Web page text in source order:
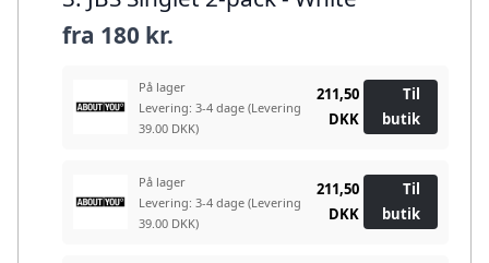
fra 180 kr.
På lager
Levering: 3-4 dage (Levering
39.00 DKK)
211,50
DKK
Til
butik
På lager
Levering: 3-4 dage (Levering
39.00 DKK)
211,50
DKK
Til
butik